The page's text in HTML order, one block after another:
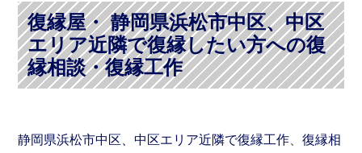
復縁屋・ 静岡県浜松市中区、中区
エリア近隣で復縁したい方への復
縁相談・復縁工作
静岡県浜松市中区、中区エリア近隣で復縁工作 、復縁相